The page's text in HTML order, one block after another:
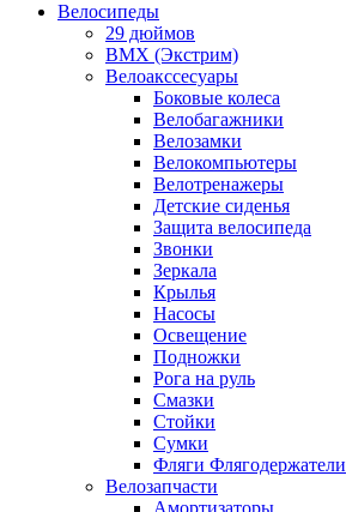
Велосипеды
29 дюймов
BMX (Экстрим)
Велоакссесуары
Боковые колеса
Велобагажники
Велозамки
Велокомпьютеры
Велотренажеры
Детские сиденья
Защита велосипеда
Звонки
Зеркала
Крылья
Насосы
Освещение
Подножки
Рога на руль
Смазки
Стойки
Сумки
Фляги Флягодержатели
Велозапчасти
Амортизаторы